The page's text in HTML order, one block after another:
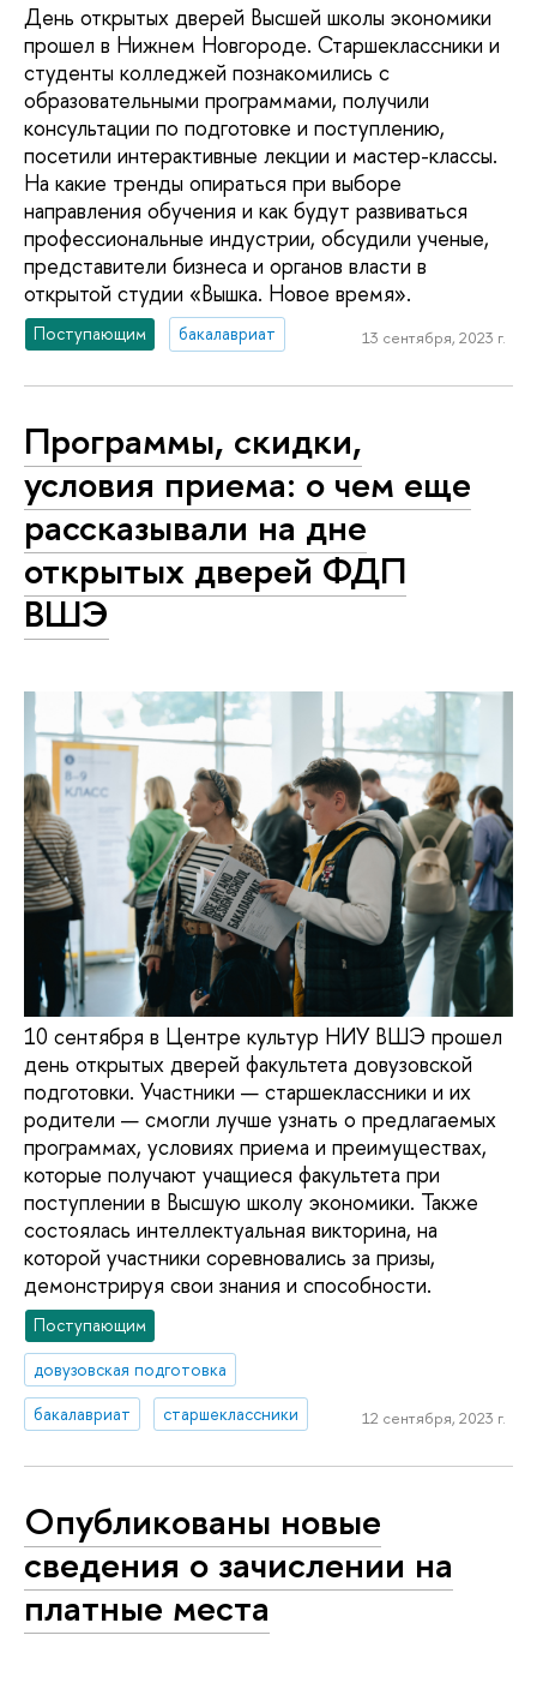
День открытых дверей Высшей школы экономики
прошел в Нижнем Новгороде. Старшеклассники и
студенты колледжей познакомились с
образовательными программами, получили
консультации по подготовке и поступлению,
посетили интерактивные лекции и мастер-классы.
На какие тренды опираться при выборе
направления обучения и как будут развиваться
профессиональные индустрии, обсудили ученые,
представители бизнеса и органов власти в
открытой студии «Вышка. Новое время».
Поступающим бакалавриат 13 сентября, 2023 г.
Программы, скидки,
условия приема: о чем еще
рассказывали на дне
открытых дверей ФДП
ВШЭ
10 сентября в Центре культур НИУ ВШЭ прошел
день открытых дверей факультета довузовской
подготовки. Участники — старшеклассники и их
родители — смогли лучше узнать о предлагаемых
программах, условиях приема и преимуществах,
которые получают учащиеся факультета при
поступлении в Высшую школу экономики. Также
состоялась интеллектуальная викторина, на
которой участники соревновались за призы,
демонстрируя свои знания и способности.
Поступающим
довузовская подготовка
бакалавриат
старшеклассники 12 сентября, 2023 г.
Опубликованы новые
сведения о зачислении на
платные места